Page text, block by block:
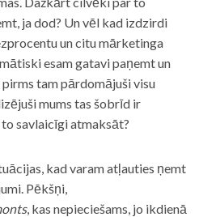
ja dod? Un vēl kad izdzirdi
un citu mārketinga
esam gatavi paņemt un
tam pārdomājuši visu
mums tas šobrīd ir
to savlaicīgi atmaksāt?
kad varam atļauties ņemt
Pēkšņi,
, kas nepieciešams, jo ikdienā